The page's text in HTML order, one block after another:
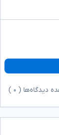
دیدگاه‌ها ( ۰